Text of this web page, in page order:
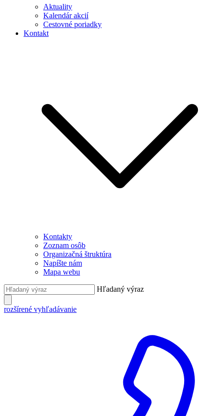
Aktuality
Kalendár akcií
Cestovné poriadky
Kontakt
Kontakty
Zoznam osôb
Organizačná štruktúra
Napíšte nám
Mapa webu
Hľadaný výraz
rozšírené vyhľadávanie